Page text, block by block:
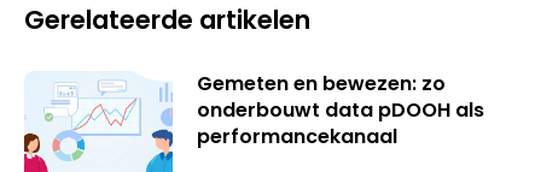
Gerelateerde artikelen
Gemeten en bewezen: zo
onderbouwt data pDOOH als
performancekanaal